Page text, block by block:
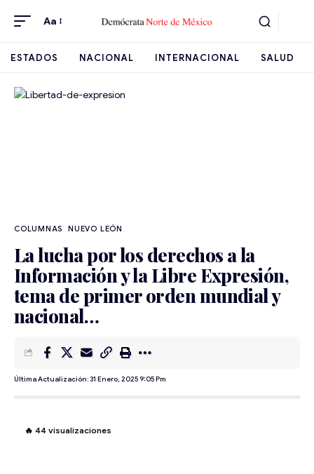
Aa
ESTADOS NACIONAL INTERNACIONAL SALUD
NUEVO LEÓN
La lucha por los derechos a la
Información y la Libre Expresión,
tema de primer orden mundial y
nacional…
Última Actualización: 31 Enero, 2025 9:05 Pm
🔥 44 visualizaciones